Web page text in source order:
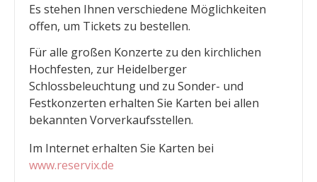
Es stehen Ihnen verschiedene Möglichkeiten
offen, um Tickets zu bestellen.
Für alle großen Konzerte zu den kirchlichen
Hochfesten, zur Heidelberger
Schlossbeleuchtung und zu Sonder- und
Festkonzerten erhalten Sie Karten bei allen
bekannten Vorverkaufsstellen.
Im Internet erhalten Sie Karten bei
www.reservix.de